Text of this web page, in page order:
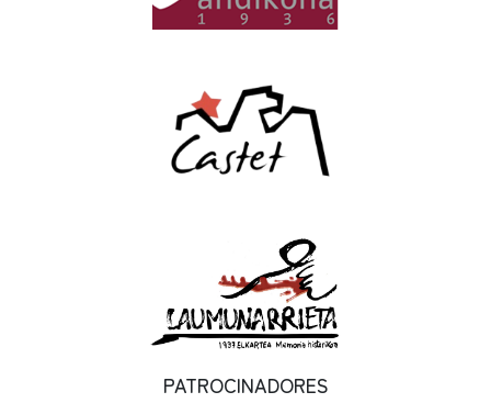
PATROCINADORES